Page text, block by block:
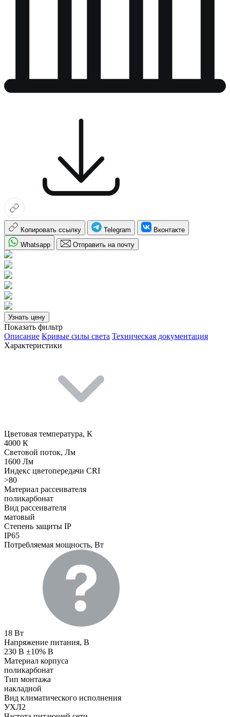
Копировать ссылку Telegram
Вконтакте
Whatsapp
Отправить на почту
Узнать цену
Показать фильтр
Описание Кривые силы света Техническая документация
Характеристики
Цветовая температура, К
4000 К
Световой поток, Лм
1600 Лм
Индекс цветопередачи CRI
>80
Материал рассеивателя
поликарбонат
Вид рассеивателя
матовый
Степень защиты IP
IP65
Потребляемая мощность, Вт
18 Вт
Напряжение питания, В
230 В ±10% В
Материал корпуса
поликарбонат
Тип монтажа
накладной
Вид климатического исполнения
УХЛ2